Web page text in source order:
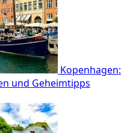
Kopenhagen:
und Geheimtipps